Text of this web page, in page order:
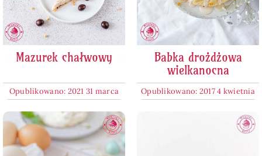
Mazurek chałwowy
Opublikowano: 2021 31 marca
Babka drożdżowa
wielkanocna
Opublikowano: 2017 4 kwietnia